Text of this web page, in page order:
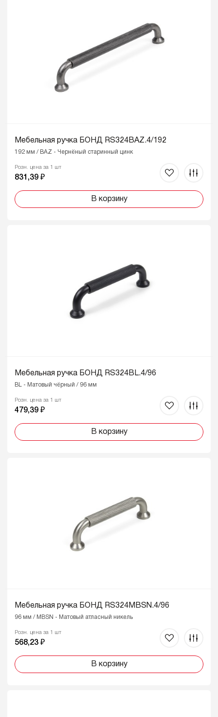
Мебельная ручка БОНД RS324BAZ.4/192
192 мм / BAZ - Чернёный старинный цинк
Розн. цена за 1 шт
831,39 ₽
В корзину
Мебельная ручка БОНД RS324BL.4/96
BL - Матовый чёрный / 96 мм
Розн. цена за 1 шт
479,39 ₽
В корзину
Мебельная ручка БОНД RS324MBSN.4/96
96 мм / MBSN - Матовый атласный никель
Розн. цена за 1 шт
568,23 ₽
В корзину